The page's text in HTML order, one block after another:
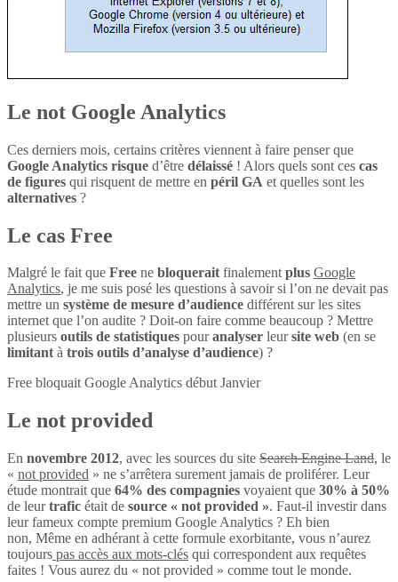
Le not Google Analytics
Ces derniers mois, certains critères viennent à faire penser que
Google Analytics risque d’être délaissé ! Alors quels sont ces cas
de figures qui risquent de mettre en péril GA et quelles sont les
alternatives ?
Le cas Free
Malgré le fait que Free ne bloqueraitfinalementplus Google
Analytics, je me suis posé les questions à savoir si l’on ne devait pas
mettre un système de mesure d’audience différent sur les sites
internet que l’on audite ? Doit-on faire comme beaucoup ? Mettre
plusieurs outils de statistiques pouranalyser leursite web (en se
limitantà trois outils d’analyse d’audience) ?
Free bloquait Google Analytics début Janvier
Le not provided
En novembre 2012, avec les sources du site Search Engine Land, le
« not provided » ne s’arrêtera surement jamais de proliférer. Leur
étude montrait que 64% des compagnies voyaient que 30% à 50%
de leurtrafic était de source « not provided ». Faut-il investir dans
leur fameux compte premium Google Analytics ? Eh bien
non, Même en adhérant à cette formule exorbitante, vous n’aurez
toujours pas accès aux mots-clés qui correspondent aux requêtes
faites ! Vous aurez du « not provided » comme tout le monde.